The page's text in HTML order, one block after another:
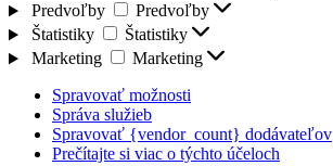
Predvoľby
Predvoľby
Štatistiky
Štatistiky
Marketing
Marketing
Spravovať možnosti
Správa služieb
Spravovať {vendor_count} dodávateľov
Prečítajte si viac o týchto účeloch